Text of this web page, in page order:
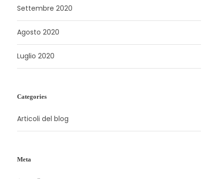
Settembre 2020
Agosto 2020
Luglio 2020
Categories
Articoli del blog
Meta